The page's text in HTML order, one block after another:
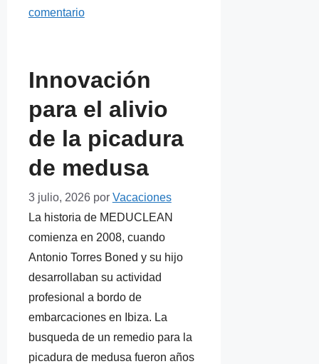
comentario
Innovación
para el alivio
de la picadura
de medusa
3 julio, 2026 por Vacaciones
La historia de MEDUCLEAN
comienza en 2008, cuando
Antonio Torres Boned y su hijo
desarrollaban su actividad
profesional a bordo de
embarcaciones en Ibiza. La
busqueda de un remedio para la
picadura de medusa fueron años